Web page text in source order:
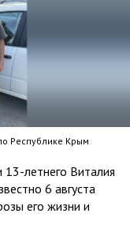
Республике Крым
летнего Виталия
6 августа
его жизни и